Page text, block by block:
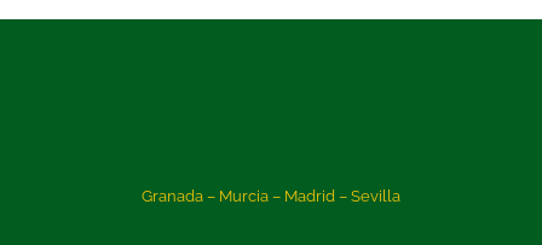
Granada – Murcia – Madrid – Sevilla